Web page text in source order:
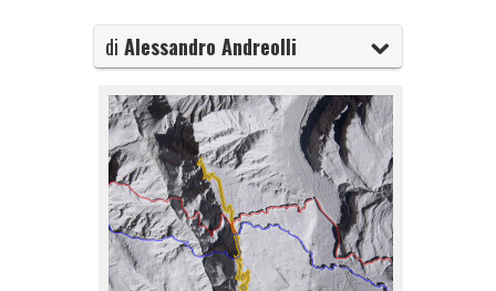
di Alessandro Andreolli